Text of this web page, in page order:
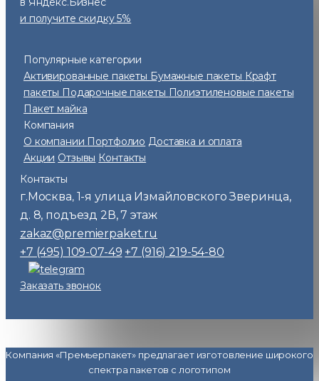
и получите скидку 5%
Популярные категории
Активированные пакеты Бумажные пакеты Крафт
пакеты Подарочные пакеты Полиэтиленовые пакеты
Пакет майка
Компания
О компании Портфолио Доставка и оплата
Акции Отзывы Контакты
Контакты
г.Москва, 1-я улица Измайловского Зверинца,
д. 8, подъезд 2В, 7 этаж
zakaz@premierpaket.ru
+7 (495) 109-07-49 +7 (916) 219-54-80
Заказать звонок
Компания «Премьерпакет» предлагает изготовление широкого
спектра пакетов с логотипом